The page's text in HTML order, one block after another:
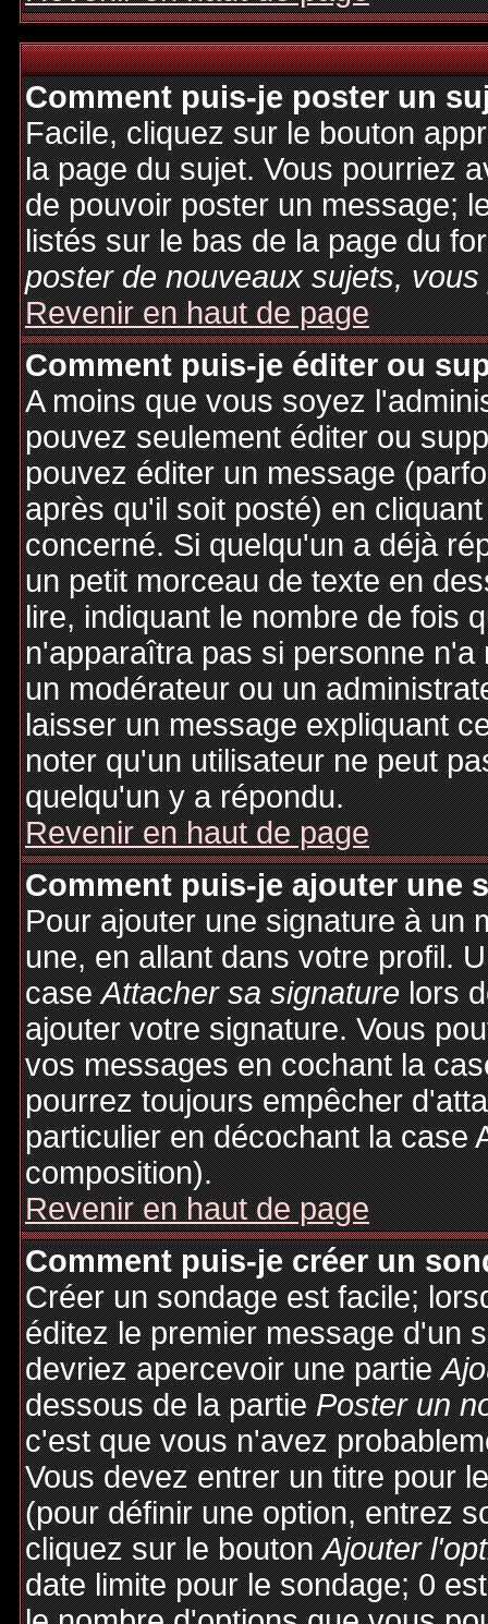
Comment puis-je poster un
Facile, cliquez sur le bouton
la page du sujet. Vous pourriez
de pouvoir poster un message;
listés sur le bas de la page du
poster de nouveaux sujets,
Revenir en haut de page
Comment puis-je éditer ou
A moins que vous soyez
pouvez seulement éditer ou
pouvez éditer un message
après qu'il soit posté) en
concerné. Si quelqu'un a déjà
un petit morceau de texte en
lire, indiquant le nombre de fois
n'apparaîtra pas si personne
un modérateur ou un
laisser un message expliquant
noter qu'un utilisateur ne peut
quelqu'un y a répondu.
Revenir en haut de page
Comment puis-je ajouter une
Pour ajouter une signature à un
une, en allant dans votre profil.
caseAttacher sa signaturelors
ajouter votre signature. Vous
vos messages en cochant la
pourrez toujours empêcher
particulier en décochant la case
composition).
Revenir en haut de page
Comment puis-je créer un
Créer un sondage est facile;
éditez le premier message d'un
devriez apercevoir une partie
dessous de la partiePoster un
c'est que vous n'avez
Vous devez entrer un titre pour
(pour définir une option, entrez
cliquez sur le boutonAjouter
date limite pour le sondage; 0